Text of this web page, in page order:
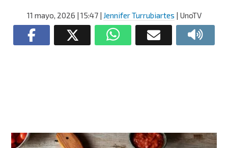
11 mayo, 2026 | 15:47| Jennifer Turrubiartes | UnoTV